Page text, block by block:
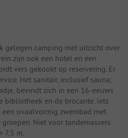
gelegen camping met uitzicht over
zijn ook een hotel en een
vers gekookt op reservering. Er
Het sanitair, inclusief sauna;
bevindt zich in een 16-eeuws
bibliotheek en de brocante. Iets
ovaalvormig zwembad met
Niet voor tandemassers
7,5 m.